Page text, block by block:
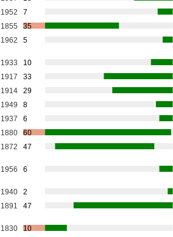
1952
7
1855
35
1962 5
1933
10
1917
33
1914
29
1949
8
1937
6
1880
60
1872 47
1956 6
1940
2
1891 47
1830
10